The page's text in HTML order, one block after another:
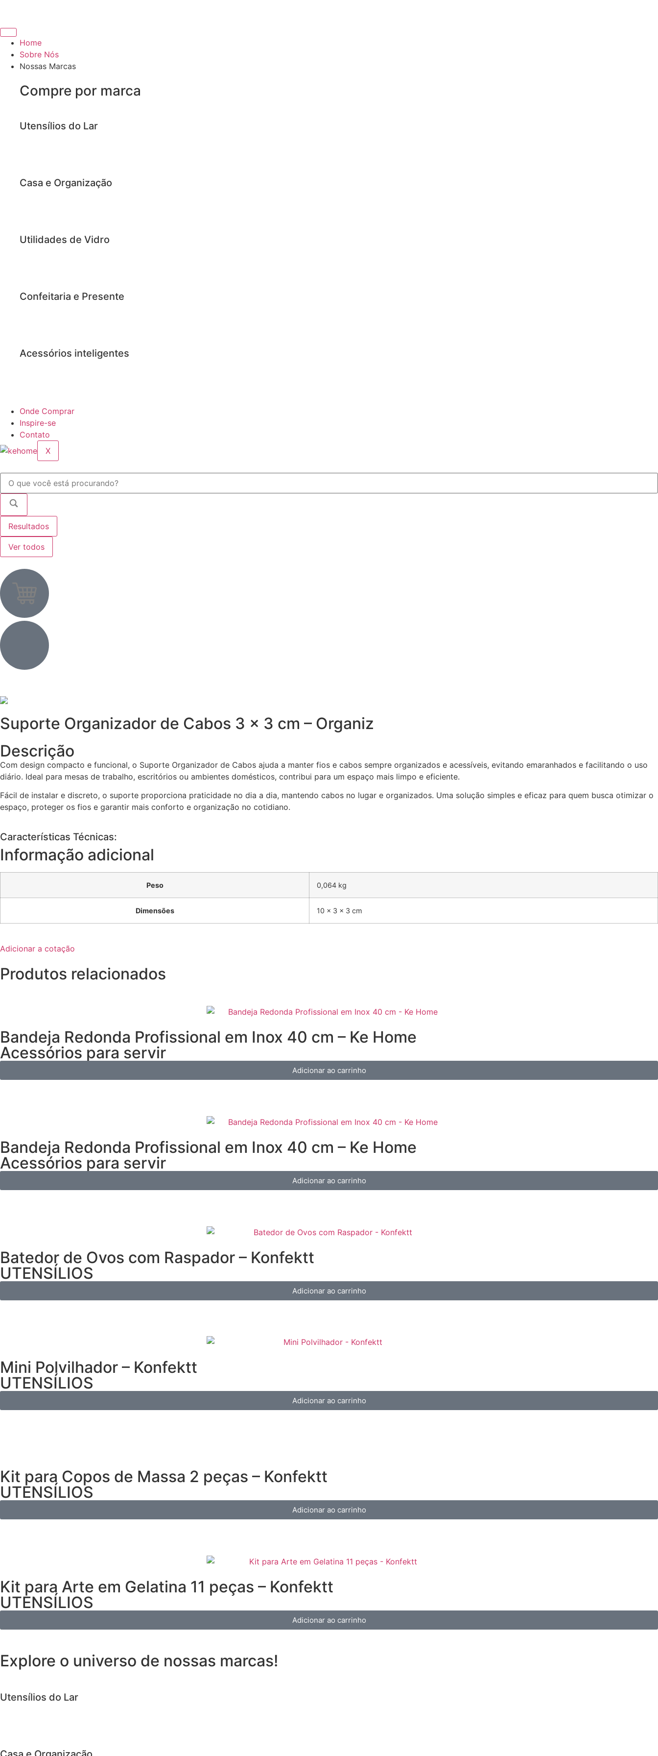
Home
Sobre Nós
Nossas Marcas
Compre por marca
Utensílios do Lar
Casa e Organização
Utilidades de Vidro
Confeitaria e Presente
Acessórios inteligentes
Onde Comprar
Inspire-se
Contato
X
Resultados
Ver todos
Suporte Organizador de Cabos 3 x 3 cm – Organiz
Descrição
Com design compacto e funcional, o Suporte Organizador de Cabos ajuda a manter fios e cabos sempre organizados e acessíveis, evitando emaranhados e facilitando o uso
diário. Ideal para mesas de trabalho, escritórios ou ambientes domésticos, contribui para um espaço mais limpo e eficiente.
Fácil de instalar e discreto, o suporte proporciona praticidade no dia a dia, mantendo cabos no lugar e organizados. Uma solução simples e eficaz para quem busca otimizar o
espaço, proteger os fios e garantir mais conforto e organização no cotidiano.
Características Técnicas:
Informação adicional
Peso 0,064 kg
Dimensões 10 × 3 × 3 cm
Adicionar a cotação
Produtos relacionados
Bandeja Redonda Profissional em Inox 40 cm – Ke Home
Acessórios para servir
Adicionar ao carrinho
Bandeja Redonda Profissional em Inox 40 cm – Ke Home
Acessórios para servir
Adicionar ao carrinho
Batedor de Ovos com Raspador – Konfektt
UTENSÍLIOS
Adicionar ao carrinho
Mini Polvilhador – Konfektt
UTENSÍLIOS
Adicionar ao carrinho
Kit para Copos de Massa 2 peças – Konfektt
UTENSÍLIOS
Adicionar ao carrinho
Kit para Arte em Gelatina 11 peças – Konfektt
UTENSÍLIOS
Adicionar ao carrinho
Explore o universo de nossas marcas!
Utensílios do Lar